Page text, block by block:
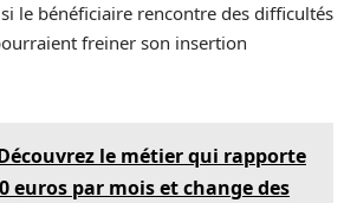
le bénéficiaire rencontre des difficultés
freiner son insertion
le métier qui rapporte
euros par mois et change des